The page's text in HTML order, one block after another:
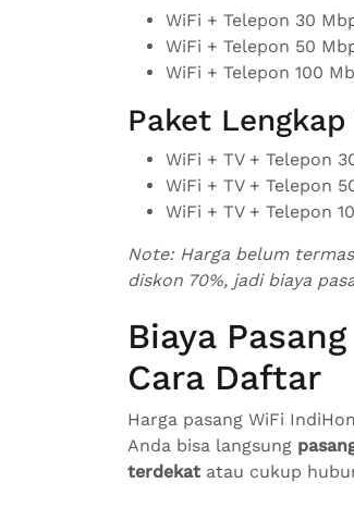
WiFi + Telepon 30
WiFi + Telepon 50
WiFi + Telepon 100
Paket
WiFi + TV + Telepon
WiFi + TV + Telepon
WiFi + TV + Telepon
Note: Harga belum
diskon 70%, jadi biaya
Biaya
Cara Daftar
Harga pasang WiFi
Anda bisa langsung
terdekat atau cukup